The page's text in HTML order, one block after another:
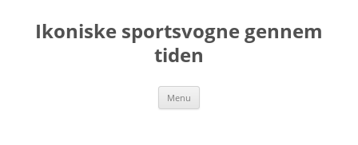
indhold
Ikoniske sportsvogne gennem
tiden
Menu